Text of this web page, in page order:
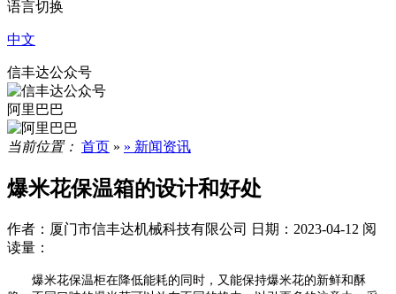
语言切换
中文
信丰达公众号
阿里巴巴
当前位置： 首页 » » 新闻资讯
爆米花保温箱的设计和好处
作者：厦门市信丰达机械科技有限公司 日期：2023-04-12 阅
读量：
爆米花保温柜在降低能耗的同时，又能保持爆米花的新鲜和酥